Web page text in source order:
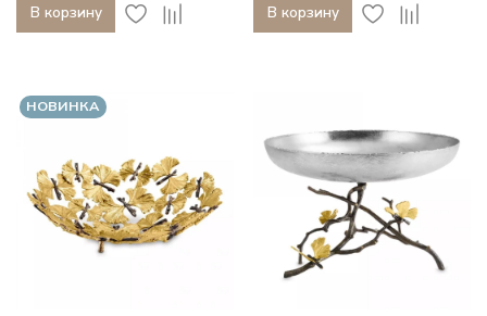
В корзину В корзину
НОВИНКА